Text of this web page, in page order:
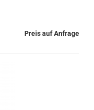
Preis auf Anfrage